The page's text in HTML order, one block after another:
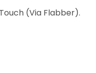
(Via Flabber).